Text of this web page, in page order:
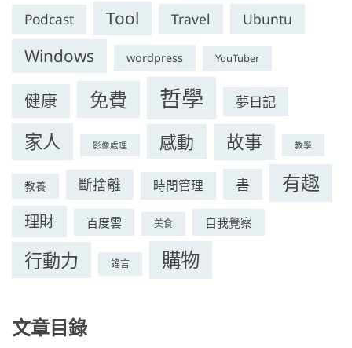
Podcast Tool Travel Ubuntu
Windows wordpress YouTuber
健康 免費 哲學 夢日記
家人 影像處理 感動 故事 教學
教養 斷捨離 時間管理 書 有趣
理財 百度雲 美食 自我覺察
行動力 謠言 購物
文章目錄